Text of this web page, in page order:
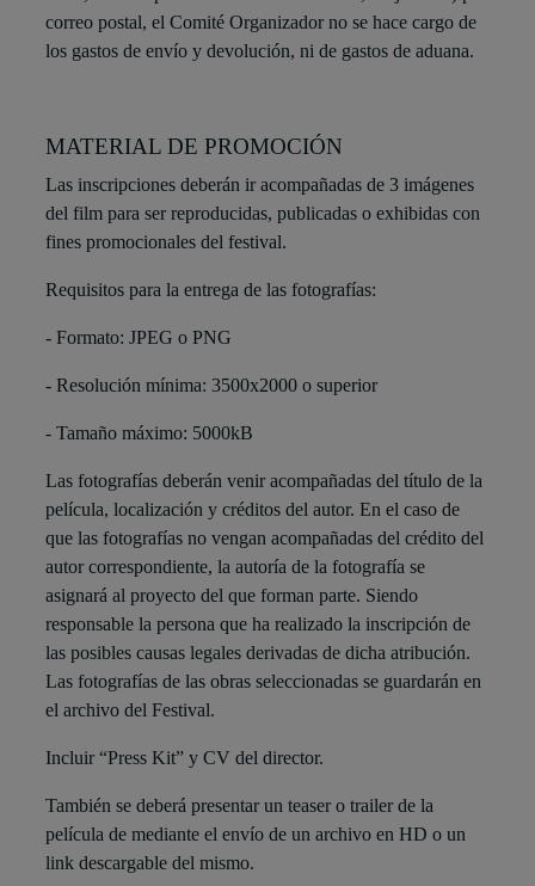
correo postal, el Comité Organizador no se hace cargo de
los gastos de envío y devolución, ni de gastos de aduana.
MATERIAL DE PROMOCIÓN
Las inscripciones deberán ir acompañadas de 3 imágenes
del film para ser reproducidas, publicadas o exhibidas con
fines promocionales del festival.
Requisitos para la entrega de las fotografías:
- Formato: JPEG o PNG
- Resolución mínima: 3500x2000 o superior
- Tamaño máximo: 5000kB
Las fotografías deberán venir acompañadas del título de la
película, localización y créditos del autor. En el caso de
que las fotografías no vengan acompañadas del crédito del
autor correspondiente, la autoría de la fotografía se
asignará al proyecto del que forman parte. Siendo
responsable la persona que ha realizado la inscripción de
las posibles causas legales derivadas de dicha atribución.
Las fotografías de las obras seleccionadas se guardarán en
el archivo del Festival.
Incluir “Press Kit” y CV del director.
También se deberá presentar un teaser o trailer de la
película de mediante el envío de un archivo en HD o un
link descargable del mismo.